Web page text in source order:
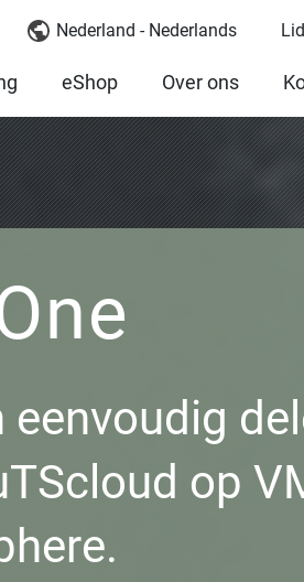
Nederland - Nederlands
eShop Over ons
eenvoudig
op